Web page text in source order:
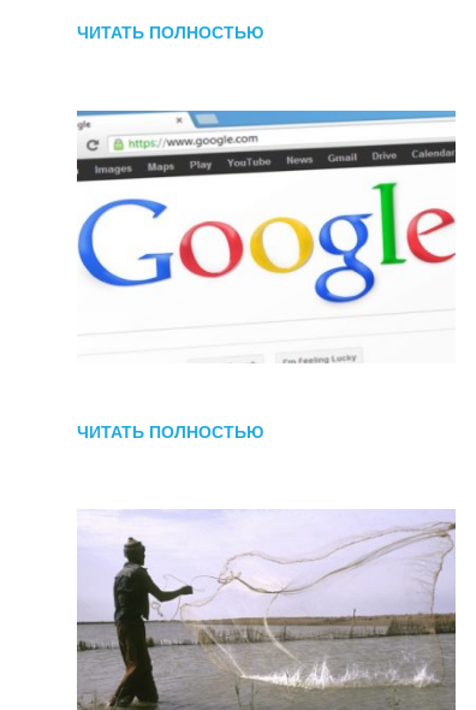
ЧИТАТЬ ПОЛНОСТЬЮ
ЧИТАТЬ ПОЛНОСТЬЮ